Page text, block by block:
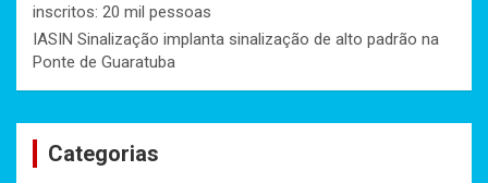
inscritos: 20 mil pessoas
IASIN Sinalização implanta sinalização de alto padrão na
Ponte de Guaratuba
Categorias